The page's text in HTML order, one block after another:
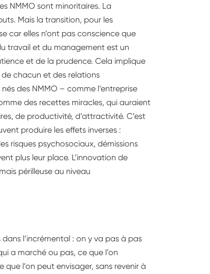
NMMO sont minoritaires. La
Mais la transition, pour les
car elles n’ont pas conscience que
travail et du management est un
et de la prudence. Cela implique
chacun et des relations
des NMMO – comme l’entreprise
des recettes miracles, qui auraient
de productivité, d’attractivité. C’est
produire les effets inverses :
risques psychosociaux, démissions
plus leur place. L’innovation de
périlleuse au niveau
l’incrémental : on y va pas à pas
a marché ou pas, ce que l’on
l’on peut envisager, sans revenir à